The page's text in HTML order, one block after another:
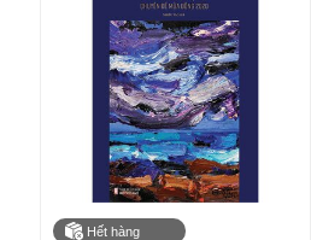
Hết hàng